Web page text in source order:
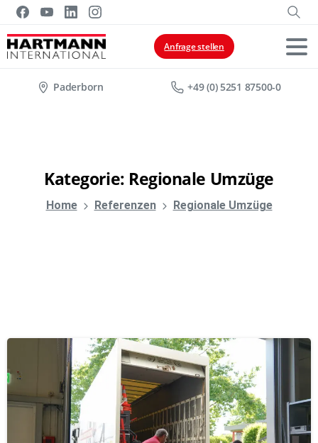
Anfrage stellen
Paderborn +49 (0) 5251 87500-0
Kategorie: Regionale Umzüge
Home Referenzen Regionale Umzüge